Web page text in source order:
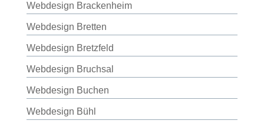
Webdesign Brackenheim
Webdesign Bretten
Webdesign Bretzfeld
Webdesign Bruchsal
Webdesign Buchen
Webdesign Bühl